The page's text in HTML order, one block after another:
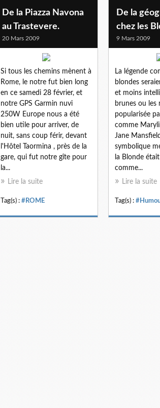
De la Piazza Navona
au Trastevere.
20 Mars 2009
Si tous les chemins mènent à
Rome, le notre fut bien long
en ce samedi 28 février, et
notre GPS Garmin nuvi
250W Europe nous a été
bien utile pour arriver, de
nuit, sans coup férir, devant
l'Hôtel Taormina , près de la
gare, qui fut notre gîte pour
la...
Lire la suite
Tag(s) : #ROME
De la
chez les
9 Mars 2009
La légende
blondes
et moins
brunes ou les
popularisée
comme
Jane
symbolique
la Blonde
comme...
Lire la suite
Tag(s) :